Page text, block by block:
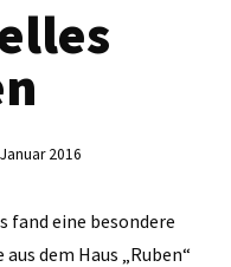
2016
fand eine besondere
dem Haus „Ruben“